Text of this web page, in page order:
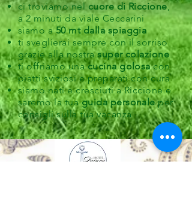
ci troviamo nel cuore di Riccione,
a 2 minuti da viale Ceccarini
siamo a50 mt dalla spiaggia
ti sveglierai sempre con il sorriso
grazie alla nostrasuper colazione
ti offriamo unacucina golosacon
piatti sviziosi e preparati con cura
siamo nati e cresciuti a Riccione e
saremo la tuaguida personaleper
consigli sulla tua vacanza